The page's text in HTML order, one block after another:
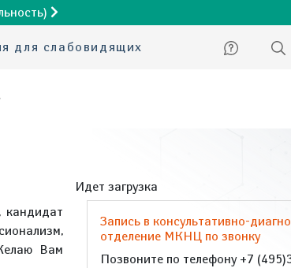
для слабовидящих
кандидат
Вам
Идет загрузка
Запись в консультативно-
отделение МКНЦ по звонку
Позвоните по телефону +7